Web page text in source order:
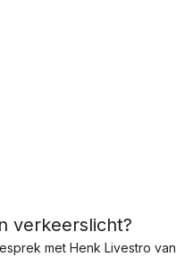
verkeerslicht?
met Henk Livestro van